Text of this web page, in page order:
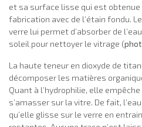
et sa surface lisse qui est obtenue
fabrication avec de l’étain fondu.
verre lui permet d’absorber de
soleil pour nettoyer le vitrage (
La haute teneur en dioxyde de
décomposer les matières
Quant à l’hydrophilie, elle
s’amasser sur la vitre. De fait,
qu’elle glisse sur le verre en